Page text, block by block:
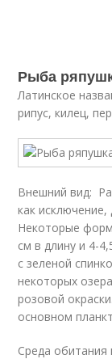
Рыба
Латинское
рипус, килец,
Внешний вид:
как
Некоторые
см в длину и 4-
с зеленой
некоторых
розовой
основном
Среда